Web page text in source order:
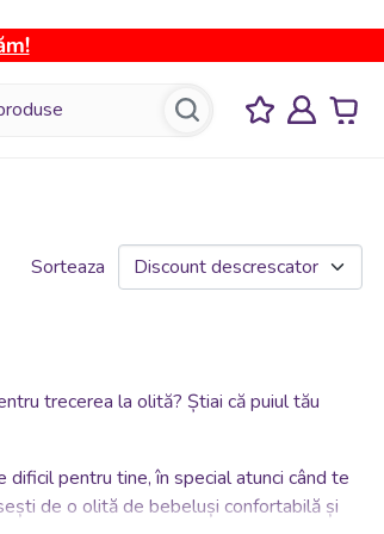
Sorteaza
trecerea la olită? Știai că puiul tău
pentru tine, în special atunci când te
de o olită de bebeluși confortabilă și